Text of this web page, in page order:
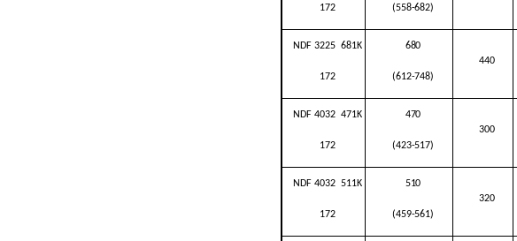
172 (558-682)
NDF 3225 681K
172
680
(612-748)
440
NDF 4032 471K
172
470
(423-517)
300
NDF 4032 511K
172
510
(459-561)
320